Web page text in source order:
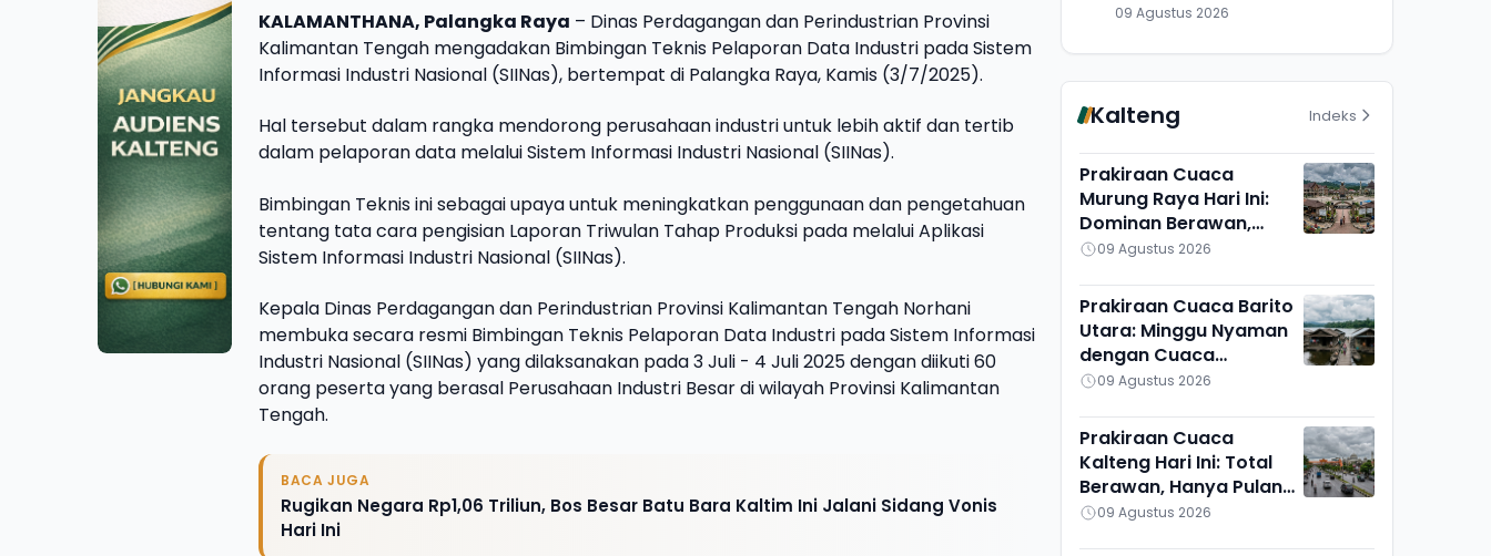
KALAMANTHANA, Palangka Raya – Dinas Perdagangan dan Perindustrian Provinsi
Kalimantan Tengah mengadakan Bimbingan Teknis Pelaporan Data Industri pada Sistem
Informasi Industri Nasional (SIINas), bertempat di Palangka Raya, Kamis (3/7/2025).
Hal tersebut dalam rangka mendorong perusahaan industri untuk lebih aktif dan tertib
dalam pelaporan data melalui Sistem Informasi Industri Nasional (SIINas).
Bimbingan Teknis ini sebagai upaya untuk meningkatkan penggunaan dan pengetahuan
tentang tata cara pengisian Laporan Triwulan Tahap Produksi pada melalui Aplikasi
Sistem Informasi Industri Nasional (SIINas).
Kepala Dinas Perdagangan dan Perindustrian Provinsi Kalimantan Tengah Norhani
membuka secara resmi Bimbingan Teknis Pelaporan Data Industri pada Sistem Informasi
Industri Nasional (SIINas) yang dilaksanakan pada 3 Juli - 4 Juli 2025 dengan diikuti 60
orang peserta yang berasal Perusahaan Industri Besar di wilayah Provinsi Kalimantan
Tengah.
BACA JUGA
Rugikan Negara Rp1,06 Triliun, Bos Besar Batu Bara Kaltim Ini Jalani Sidang Vonis
Hari Ini
09 Agustus 2026
Kalteng Indeks
Prakiraan Cuaca
Murung Raya Hari Ini:
Dominan Berawan,
Cukup Adem di Seribu
09 Agustus 2026
Prakiraan Cuaca Barito
Utara: Minggu Nyaman
dengan Cuaca
Berawan, Montallat
09 Agustus 2026
Prakiraan Cuaca
Kalteng Hari Ini: Total
Berawan, Hanya Pulang
Pisau yang Berbeda
09 Agustus 2026